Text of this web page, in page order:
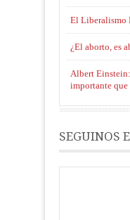
El Liberalismo
¿El aborto, es
Albert
importante
SEGUINOS